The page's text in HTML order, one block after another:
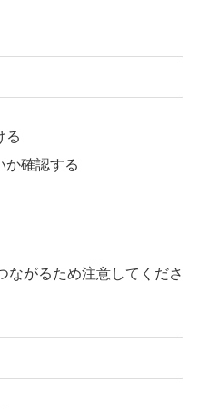
る
か確認する
ながるため注意してくださ